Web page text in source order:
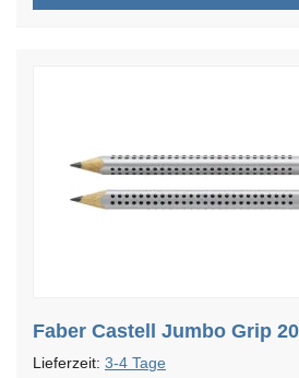
Faber Castell Jumbo Grip
Lieferzeit: 3-4 Tage